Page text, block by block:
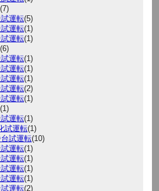
(7)
運転(5)
運転(1)
運転(1)
(6)
運転(1)
運転(1)
運転(1)
運転(2)
運転(1)
(1)
運転(1)
試運転(1)
試運転(10)
運転(1)
運転(1)
運転(1)
運転(1)
運転(2)